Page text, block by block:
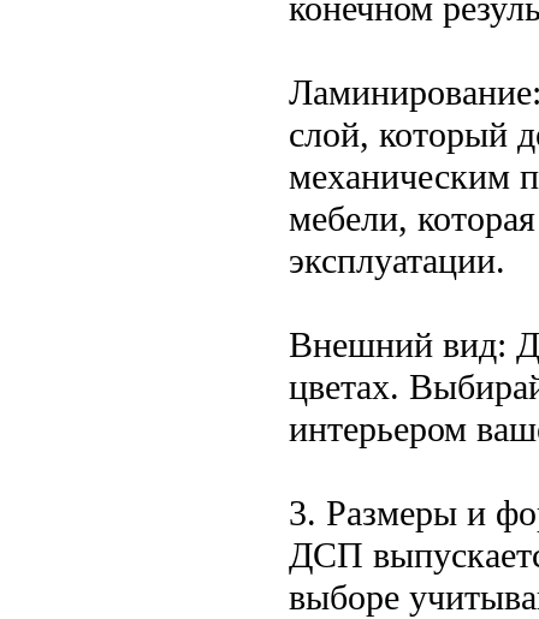
конечном
слой, который
механическим
мебели,
эксплуатации.
Внешний вид:
цветах.
интерьером
3. Размеры и
ДСП
выборе